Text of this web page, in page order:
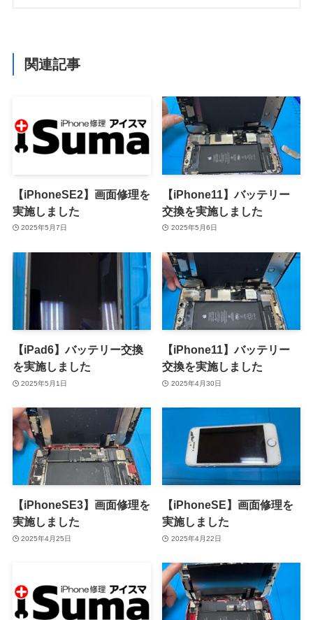
関連記事
【iPhoneSE2】画面修理を
実施しました
2025年5月7日
【iPhone11】バッテリー
交換を実施しました
2025年5月6日
【iPad6】バッテリー交換
を実施しました
2025年5月1日
【iPhone11】バッテリー
交換を実施しました
2025年4月30日
【iPhoneSE3】画面修理を
実施しました
2025年4月25日
【iPhoneSE】画面修理を
実施しました
2025年4月22日